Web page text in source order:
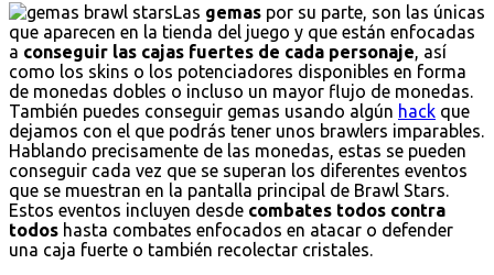
Las gemas por su parte, son las únicas
que aparecen en la tienda del juego y que están enfocadas
a conseguir las cajas fuertes de cada personaje , así
como los skins o los potenciadores disponibles en forma
de monedas dobles o incluso un mayor flujo de monedas.
También puedes conseguir gemas usando algún hack que
dejamos con el que podrás tener unos brawlers imparables.
Hablando precisamente de las monedas, estas se pueden
conseguir cada vez que se superan los diferentes eventos
que se muestran en la pantalla principal de Brawl Stars.
Estos eventos incluyen desde combates todos contra
todos hasta combates enfocados en atacar o defender
una caja fuerte o también recolectar cristales.